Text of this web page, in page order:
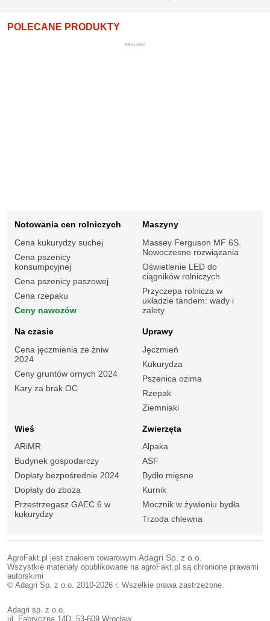
POLECANE PRODUKTY
REKLAMA
Notowania cen rolniczych
Cena kukurydzy suchej
Cena pszenicy
konsumpcyjnej
Cena pszenicy paszowej
Cena rzepaku
Ceny nawozów
Maszyny
Massey Ferguson MF 6S.
Nowoczesne rozwiązania
Oświetlenie LED do
ciągników rolniczych
Przyczepa rolnicza w
układzie tandem: wady i
zalety
Na czasie
Cena jęczmienia ze żniw
2024
Ceny gruntów ornych 2024
Kary za brak OC
Uprawy
Jęczmień
Kukurydza
Pszenica ozima
Rzepak
Ziemniaki
Wieś
ARiMR
Budynek gospodarczy
Dopłaty bezpośrednie 2024
Dopłaty do zboża
Przestrzegasz GAEC 6 w
kukurydzy
Zwierzęta
Alpaka
ASF
Bydło mięsne
Kurnik
Mocznik w żywieniu bydła
Trzoda chlewna
AgroFakt.pl jest znakiem towarowym Adagri Sp. z o.o.
Wszystkie materiały opublikowane na agroFakt.pl są chronione prawami
autorskimi
© Adagri Sp. z o.o. 2010-2026 r. Wszelkie prawa zastrzeżone.
Adagri sp. z o.o.
ul. Fabryczna 14D, 53-609 Wrocław